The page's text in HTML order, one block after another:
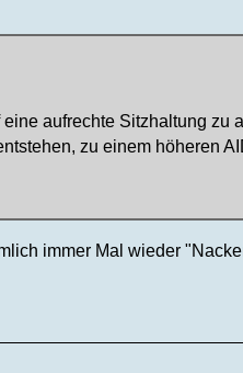
aufrechte Sitzhaltung zu
zu einem höheren
immer Mal wieder